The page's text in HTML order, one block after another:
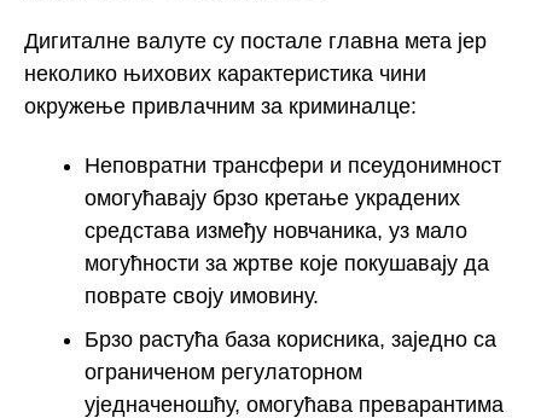
Дигиталне валуте су постале главна мета јер
неколико њихових карактеристика чини
окружење привлачним за криминалце:
Неповратни трансфери и псеудонимност
омогућавају брзо кретање украдених
средстава између новчаника, уз мало
могућности за жртве које покушавају да
поврате своју имовину.
Брзо растућа база корисника, заједно са
ограниченом регулаторном
уједначеношћу, омогућава преварантима